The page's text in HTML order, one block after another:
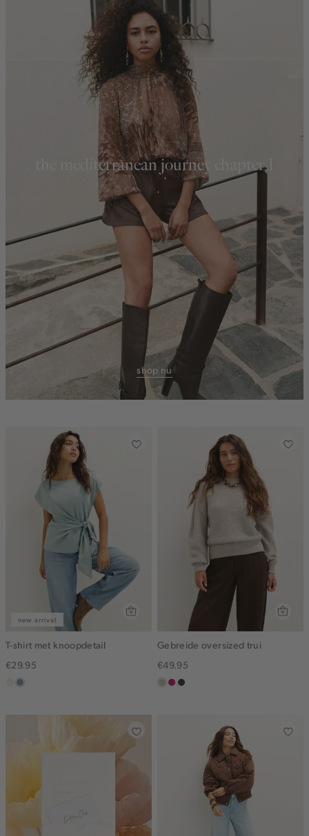
the mediterranean journey chapter 1
shop nu
new arrival
T-shirt met knoopdetail
€29.95
ecrudusty
Gebreide oversized trui
€49.95
taupe,
rose,choco